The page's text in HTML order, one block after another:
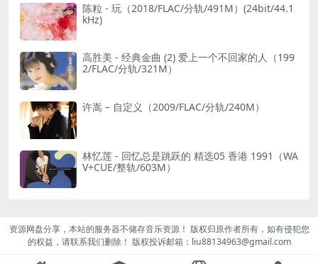
陈粒 - 玩（2018/FLAC/分轨/491M）(24bit/44.1
kHz)
高胜美 - 经典金曲 (2) 爱上一个不回家的人（199
2/FLAC/分轨/321M）
许嵩 – 自定义（2009/FLAC/分轨/240M）
林忆莲 - 回忆总是跳跃的 精选05 香港 1991（WA
V+CUE/整轨/603M）
资源网盘分享，本站的服务器不储存音乐资源！ 版权归原作者所有，如有侵犯您
的权益，请联系我们删除！ 版权投诉邮箱：liu88134963@gmail.com